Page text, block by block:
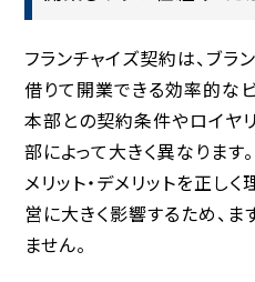
フランチャイズ契約は、ブラ
借りて開業できる効率的な
本部との契約条件やロイヤ
部によって大きく異なります。
メリット・デメリットを正し
営に大きく影響するため、
ません。